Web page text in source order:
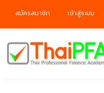
สมัครสมาชิก เข้าสู่ระบบ